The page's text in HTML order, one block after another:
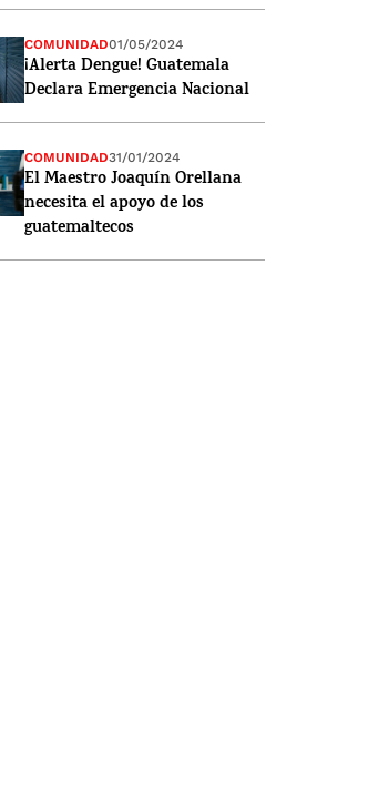
COMUNIDAD01/05/2024
¡Alerta Dengue! Guatemala
Declara Emergencia Nacional
COMUNIDAD31/01/2024
El Maestro Joaquín Orellana
necesita el apoyo de los
guatemaltecos